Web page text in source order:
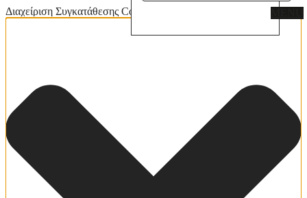
Διαχείριση Συγκατάθεσης Cookies